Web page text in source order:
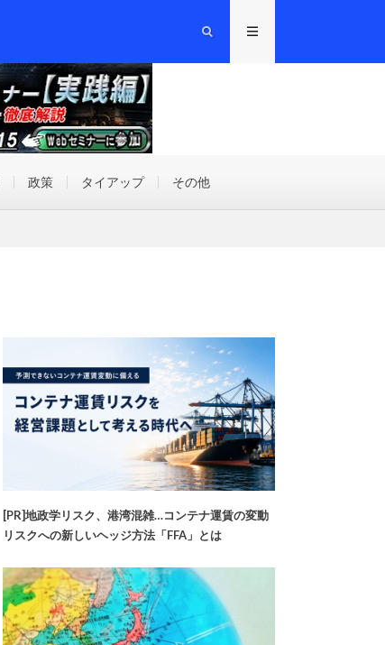
政策 タイアップ その他
[PR]地政学リスク、港湾混雑…コンテナ運賃の変動
リスクへの新しいヘッジ方法「FFA」とは